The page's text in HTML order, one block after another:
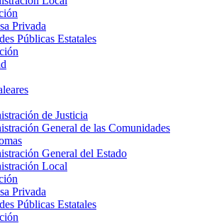
Privada
Públicas Estatales
de Justicia
General de las Comunidades
General del Estado
Local
Privada
Públicas Estatales